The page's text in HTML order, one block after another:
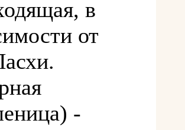
в
от
-